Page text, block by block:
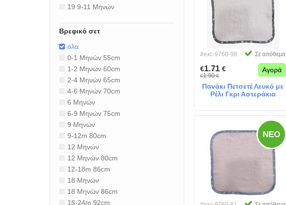
#exc-9760-98 Σε απόθεμα
€1.71 €
€1.90€
Αγορά
Πανάκι Πετσετέ Λευκό με
Ρέλι Γκρι Αστεράκια
ΝΈΟ
19 9-11 Μηνών
Βρεφικό σετ
όλα
0-1 Μηνών 55cm
1-2 Μηνών 60cm
2-4 Μηνών 65cm
4-6 Μηνών 70cm
6 Μηνών
6-9 Μηνών 75cm
9 Μηνών
9-12m 80cm
12 Μηνών
12 Μηνών 80cm
12-18m 86cm
18 Μηνών
18 Μηνών 86cm
18-24m 92cm